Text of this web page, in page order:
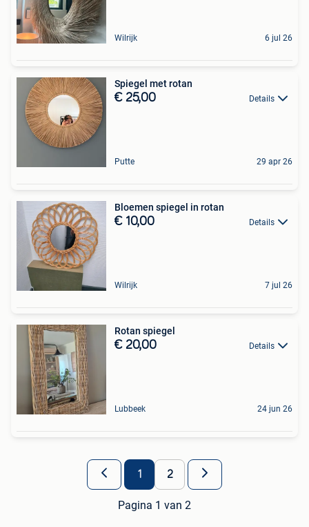
Wilrijk 6 jul 26
Spiegel met rotan
€ 25,00 Details
Putte 29 apr 26
Bloemen spiegel in rotan
€ 10,00 Details
Wilrijk 7 jul 26
Rotan spiegel
€ 20,00 Details
Lubbeek 24 jun 26
1 2
Pagina 1 van 2